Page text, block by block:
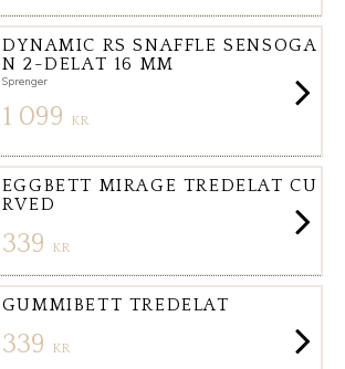
DYNAMIC RS SNAFFLE SENSOGA
N 2-DELAT 16 MM
Sprenger
1 099 KR
EGGBETT MIRAGE TREDELAT CU
RVED
339 KR
GUMMIBETT TREDELAT
339 KR